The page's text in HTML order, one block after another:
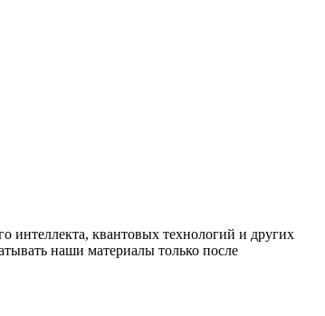
интеллекта, квантовых технологий и других
наши материалы только после